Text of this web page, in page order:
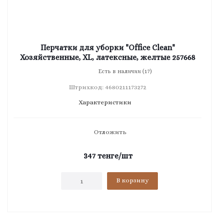
Перчатки для уборки "Office Clean"
Хозяйственные, XL, латексные, желтые 257668
Есть в наличии (17)
Штрихкод: 4680211173272
Характеристики
Отложить
347тенге/шт
В корзину